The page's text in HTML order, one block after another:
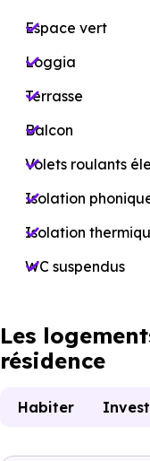
Espace vert
Loggia
Terrasse
Balcon
Volets roulants
Isolation
Isolation
WC suspendus
Les
résidence
Habiter